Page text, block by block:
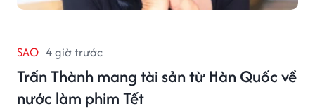
SAO 4 giờ trước
Trấn Thành mang tài sản từ Hàn Quốc về
nước làm phim Tết